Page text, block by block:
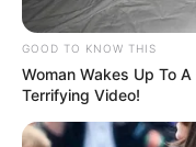
GOOD TO KNOW THIS
Woman Wakes Up To
Terrifying Video!